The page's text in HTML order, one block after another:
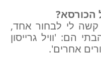
הכורסא?
לי לבחור אחד,
הם: 'וויל גרייסון
אחרים'.